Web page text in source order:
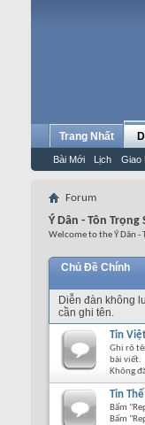
Trang Nhất
Bài Mới Lịch Giao
Forum
Ý Dân - Tôn Trọng
Welcome to the Ý Dân -
Chủ Đề Chính
Diễn đàn không
cần ghi tên.
Tin
Ghi rõ
bài viết.
Không
Tin
Bấm
Bấm